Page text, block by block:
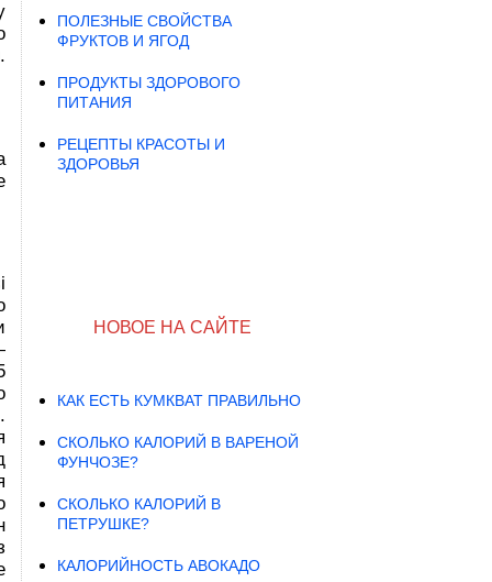
ПОЛЕЗНЫЕ СВОЙСТВА
ФРУКТОВ И ЯГОД
ПРОДУКТЫ ЗДОРОВОГО
ПИТАНИЯ
РЕЦЕПТЫ КРАСОТЫ И
ЗДОРОВЬЯ
НОВОЕ НА САЙТЕ
КАК ЕСТЬ КУМКВАТ ПРАВИЛЬНО
СКОЛЬКО КАЛОРИЙ В ВАРЕНОЙ
ФУНЧОЗЕ?
СКОЛЬКО КАЛОРИЙ В
ПЕТРУШКЕ?
КАЛОРИЙНОСТЬ АВОКАДО